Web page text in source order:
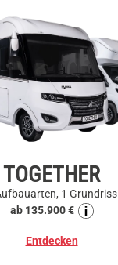
TOGETHER
1 Grundriss
ab 135.900 €
Entdecken